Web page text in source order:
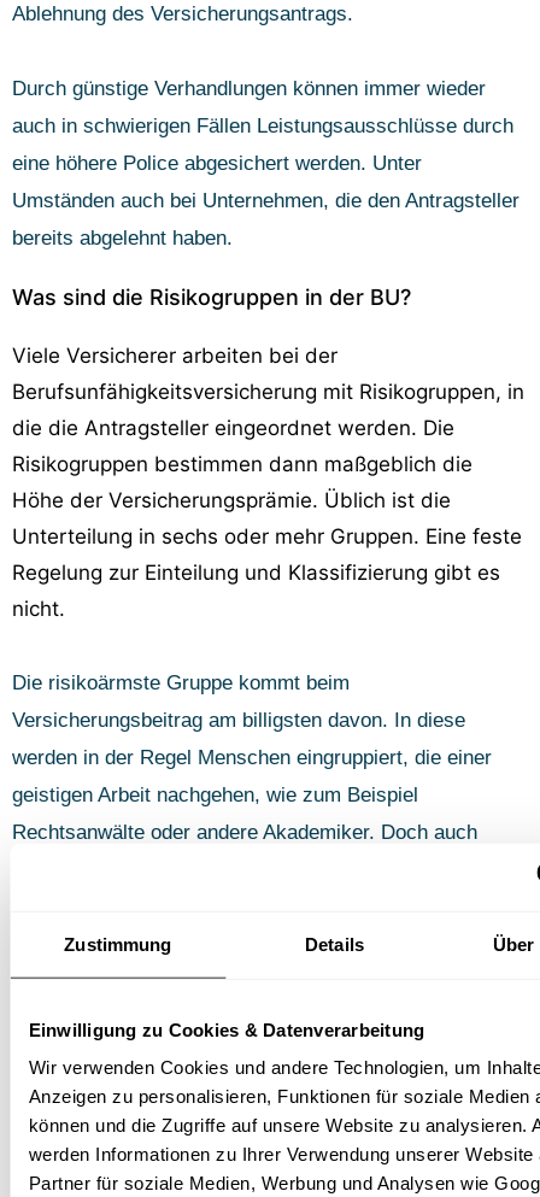
Zustimmung Details Über
Einwilligung zu Cookies & Datenverarbeitung
Wir verwenden Cookies und andere Technologien, um
Anzeigen zu personalisieren, Funktionen für soziale Medien
können und die Zugriffe auf unsere Website zu analysieren.
werden Informationen zu Ihrer Verwendung unserer Website
Partner für soziale Medien, Werbung und Analysen wie
Ablehnung des Versicherungsantrags.
Durch günstige Verhandlungen können immer wieder
auch in schwierigen Fällen Leistungsausschlüsse durch
eine höhere Police abgesichert werden. Unter
Umständen auch bei Unternehmen, die den Antragsteller
bereits abgelehnt haben.
Was sind die Risikogruppen in der BU?
Viele Versicherer arbeiten bei der
Berufsunfähigkeitsversicherung mit Risikogruppen, in
die die Antragsteller eingeordnet werden. Die
Risikogruppen bestimmen dann maßgeblich die
Höhe der Versicherungsprämie. Üblich ist die
Unterteilung in sechs oder mehr Gruppen. Eine feste
Regelung zur Einteilung und Klassifizierung gibt es
nicht.
Die risikoärmste Gruppe kommt beim
Versicherungsbeitrag am billigsten davon. In diese
werden in der Regel Menschen eingruppiert, die einer
geistigen Arbeit nachgehen, wie zum Beispiel
Rechtsanwälte oder andere Akademiker. Doch auch
kaufmännische Berufe mit einem Tätigkeitsschwerpunkt
im Innendienst einer Gruppe für normales Risiko
zugeordnet.
Handwerker, Lagerarbeiter und andere Berufe, die
körperlich anstrengend sind und weitaus höhere
Verletzungsrisiken als Bürotätigkeiten bergen, werden oft